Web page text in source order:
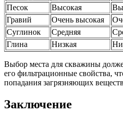
Песок
Высокая
Гравий
Очень высокая
Суглинок
Средняя
Глина
Низкая
Выбор места для скважины
его фильтрационные свойства,
попадания загрязняющих
Заключение